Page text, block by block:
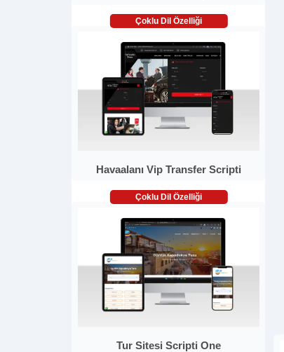
Çoklu Dil Özelliği
Havaalanı Vip Transfer Scripti
Çoklu Dil Özelliği
Tur Sitesi Scripti One